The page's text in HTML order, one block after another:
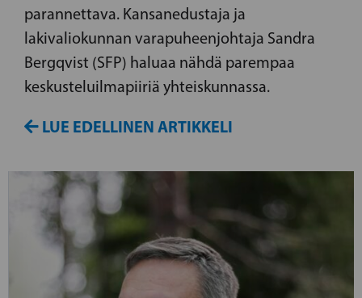
parannettava. Kansanedustaja ja
lakivaliokunnan varapuheenjohtaja Sandra
Bergqvist (SFP) haluaa nähdä parempaa
keskusteluilmapiiriä yhteiskunnassa.
LUE EDELLINEN ARTIKKELI